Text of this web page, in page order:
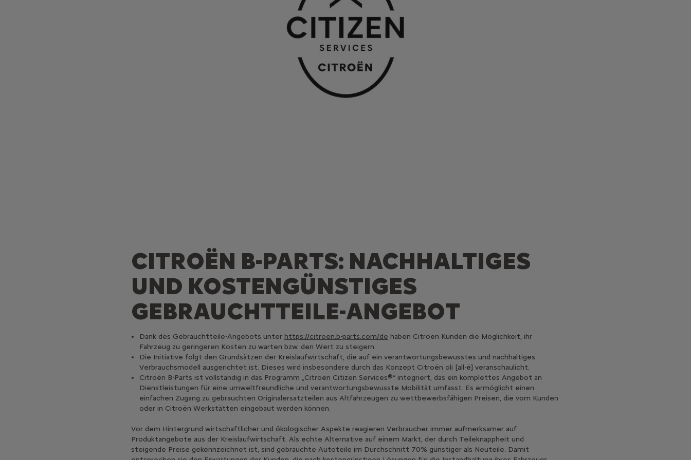
CITROËN B-PARTS: NACHHALTIGES
UND KOSTENGÜNSTIGES
GEBRAUCHTTEILE-ANGEBOT
Dank des Gebrauchtteile-Angebots unter https://citroen.b-parts.com/de haben Citroën Kunden die Möglichkeit, ihr
Fahrzeug zu geringeren Kosten zu warten bzw. den Wert zu steigern.
Die Initiative folgt den Grundsätzen der Kreislaufwirtschaft, die auf ein verantwortungsbewusstes und nachhaltiges
Verbrauchsmodell ausgerichtet ist. Dieses wird insbesondere durch das Konzept Citroën oli [all-ë] veranschaulicht.
Citroën B-Parts ist vollständig in das Programm „Citroën Citizen Services®“ integriert, das ein komplettes Angebot an
Dienstleistungen für eine umweltfreundliche und verantwortungsbewusste Mobilität umfasst. Es ermöglicht einen
einfachen Zugang zu gebrauchten Originalersatzteilen aus Altfahrzeugen zu wettbewerbsfähigen Preisen, die vom Kunden
oder in Citroën Werkstätten eingebaut werden können.
Vor dem Hintergrund wirtschaftlicher und ökologischer Aspekte reagieren Verbraucher immer aufmerksamer auf
Produktangebote aus der Kreislaufwirtschaft. Als echte Alternative auf einem Markt, der durch Teileknappheit und
steigende Preise gekennzeichnet ist, sind gebrauchte Autoteile im Durchschnitt 70% günstiger als Neuteile. Damit